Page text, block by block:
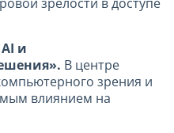
и
. В центре
зрения и
влиянием на